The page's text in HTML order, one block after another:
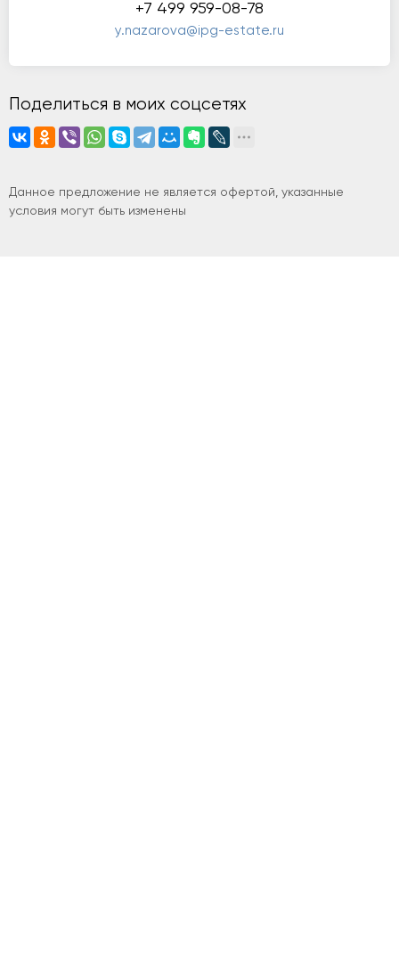
+7 499 959-08-78
y.nazarova@ipg-estate.ru
Поделиться в моих соцсетях
Данное предложение не является офертой, указанные
условия могут быть изменены